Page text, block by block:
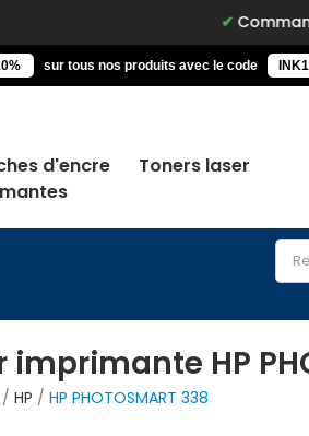
Commandez avant
sur tous nos produits avec le code
d'encre
Toners laser
HP
HP
HP PHOTOSMART 338